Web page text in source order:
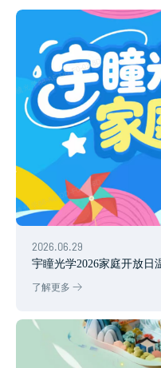
2026.06.29
宇瞳光学2026家庭开放日
了解更多